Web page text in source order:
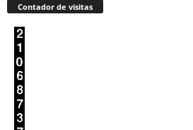
Contador de visitas